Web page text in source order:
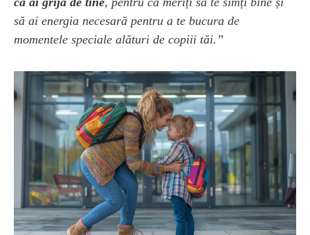
să ai energia necesară pentru a te bucura de
momentele speciale alături de copiii tăi.”